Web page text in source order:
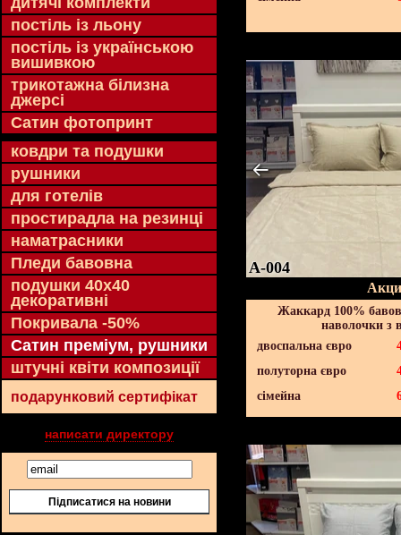
постіль із льону
постіль із українською
вишивкою
трикотажна білизна
джерсі
Сатин фотопринт
ковдри та подушки
рушники
для готелів
простирадла на резинці
наматрасники
Пледи бавовна
подушки 40х40
декоративні
Покривала -50%
Сатин преміум, рушники
штучні квіти композиції
подарунковий сертифікат
написати директору
Підписатися на новини
A-004
Жаккард 100%
наволочки з
двоспальна євро
полуторна євро
сімейна